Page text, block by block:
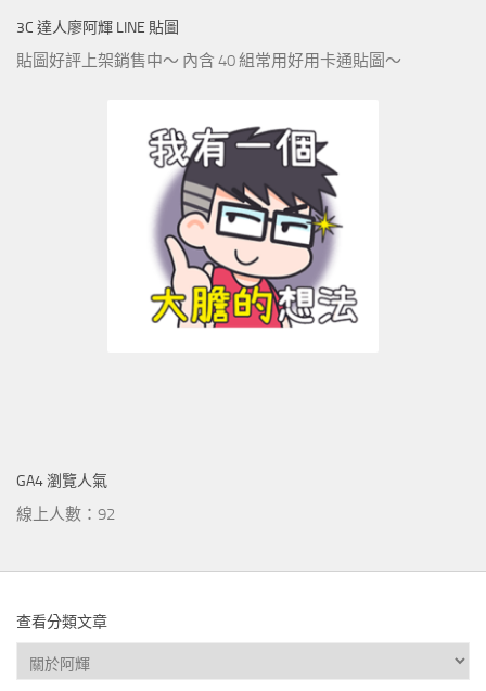
3C 達人廖阿輝 LINE 貼圖
貼圖好評上架銷售中～ 內含 40 組常用好用卡通貼圖～
GA4 瀏覽人氣
線上人數：92
查看分類文章
查
看